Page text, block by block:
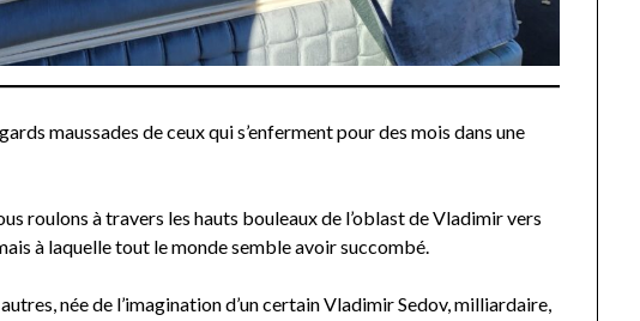
maussades de ceux qui s’enferment pour des mois dans une
roulons à travers les hauts bouleaux de l’oblast de Vladimir vers
à laquelle tout le monde semble avoir succombé.
née de l’imagination d’un certain Vladimir Sedov, milliardaire,